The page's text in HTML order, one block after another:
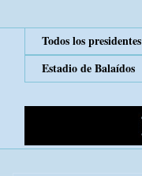
Todos los presidentes
Estadio de Balaídos